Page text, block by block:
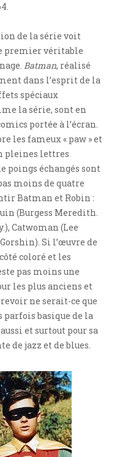
de la série voit
premier véritable
Batman, réalisé
dans l’esprit de la
spéciaux
la série, sont en
portée à l’écran.
les fameux « paw » et
pleines lettres
poings échangés sont
moins de quatre
Batman et Robin :
(Burgess Meredith.
Catwoman (Lee
Si l’œuvre de
coloré et les
pas moins une
les plus anciens et
ne serait-ce que
parfois basique de la
et surtout pour sa
de jazz et de blues.